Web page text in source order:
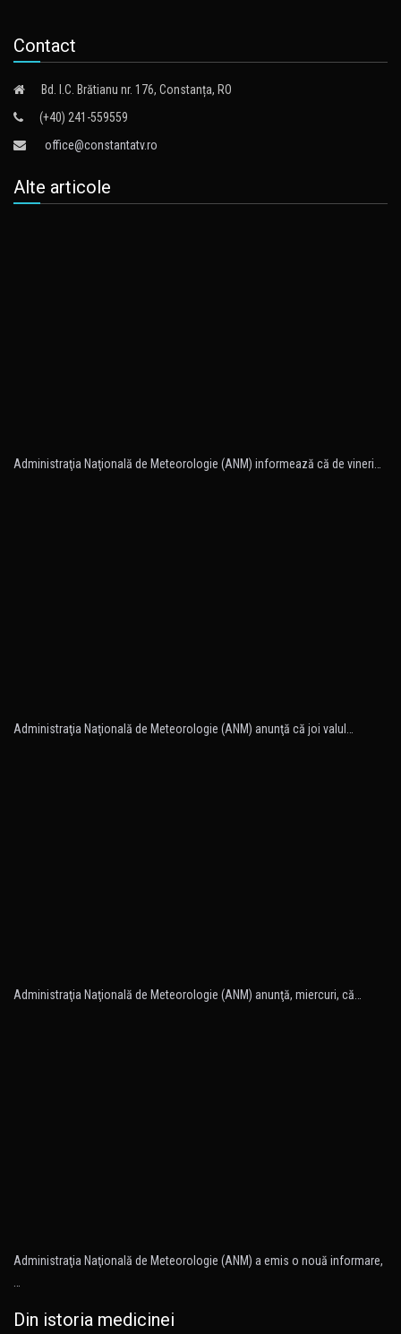
Contact
Bd. I.C. Brătianu nr. 176, Constanța, RO
(+40) 241-559559
office@constantatv.ro
Alte articole
Administraţia Naţională de Meteorologie (ANM) informează că de vineri…
Administraţia Naţională de Meteorologie (ANM) anunţă că joi valul…
Administraţia Naţională de Meteorologie (ANM) anunţă, miercuri, că…
Administraţia Naţională de Meteorologie (ANM) a emis o nouă informare,
Din istoria medicinei